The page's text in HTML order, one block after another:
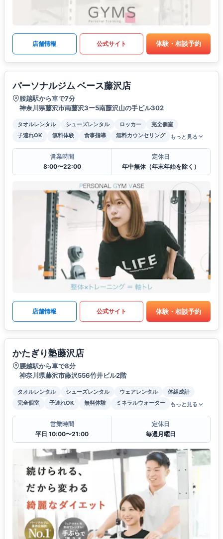
店舗情報 公式サイト 体験・相談予約
パーソナルジム ベース藤沢店
腰越駅から車で7分
神奈川県藤沢市南藤沢3ー5南藤沢山の手ビル302
タオルレンタル シューズレンタル ロッカー
完全個室
子連れOK
無料体験 食事指導 無料カウンセリング もっと見る
営業時間
8:00〜22:00
定休日
年中無休（年末年始を除く）
店舗情報 公式サイト 体験・相談予約
かたぎり塾藤沢店
腰越駅から車で8分
神奈川県藤沢市藤沢556竹井ビル2階
タオルレンタル シューズレンタル ウェアレンタル
体組成計
完全個室
子連れOK 無料体験 ミネラルウォーター もっと見る
営業時間
平日 10:00〜21:00
定休日
毎週月曜日